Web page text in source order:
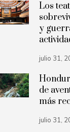
Los
y
julio 31,
de
más
julio 31,